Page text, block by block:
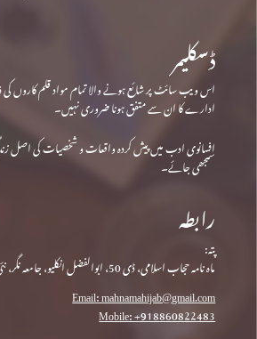
ڈسکلیمر
اس ویب سائٹ پر شائع ہونے والا تمام مواد قلم کاروں کی
ادارے کا ان سے متفق ہونا ضروری نہیں۔
افسانوی ادب میں پیش کردہ واقعات و شخصیات کی اصل
سمجھی جائے۔
رابطہ
پتہ:
ماہ نامہ حجاب اسلامی، ڈی 50، ابوالفضل انکلیو، جامعہ نگر، نئی دہلی-25
Email: mahnamahijab@gmail.com
Mobile: +918860822483